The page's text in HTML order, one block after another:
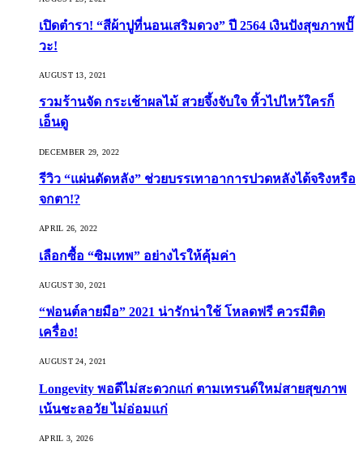
เปิดตำรา! “สีผ้าปูที่นอนเสริมดวง” ปี 2564 เงินปังสุขภาพปั๊
วะ!
AUGUST 13, 2021
รวมร้านจัด กระเช้าผลไม้ สวยจึ้งจับใจ หิ้วไปไหว้ใครก็
เอ็นดู
DECEMBER 29, 2022
รีวิว “แผ่นดัดหลัง” ช่วยบรรเทาอาการปวดหลังได้จริงหรือ
จกตา!?
APRIL 26, 2022
เลือกซื้อ “ซิมเทพ” อย่างไรให้คุ้มค่า
AUGUST 30, 2021
“ฟอนต์ลายมือ” 2021 น่ารักน่าใช้ โหลดฟรี ควรมีติด
เครื่อง!
AUGUST 24, 2021
Longevity พอดีไม่สะดวกแก่ ตามเทรนด์ใหม่สายสุขภาพ
เน้นชะลอวัย ไม่อ่อมแก่
APRIL 3, 2026